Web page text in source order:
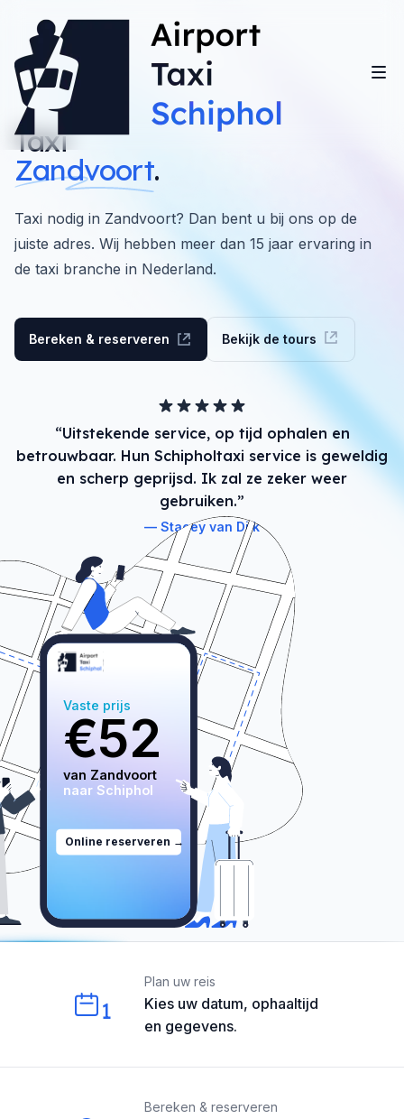
Taxi
Zandvoort.
Taxi nodig in Zandvoort? Dan bent u bij ons op de
juiste adres. Wij hebben meer dan 15 jaar ervaring in
de taxi branche in Nederland.
Bereken & reserveren Bekijk de tours
“Uitstekende service, op tijd ophalen en
betrouwbaar. Hun Schipholtaxi service is geweldig
en scherp geprijsd. Ik zal ze zeker weer
gebruiken.”
Stacey van Dijk
Online reserveren →
52
€
Vaste prijs
van Zandvoort
naar Schiphol
1
Kies uw datum, ophaaltijd
en gegevens.
Plan uw reis
Bereken & reserveren